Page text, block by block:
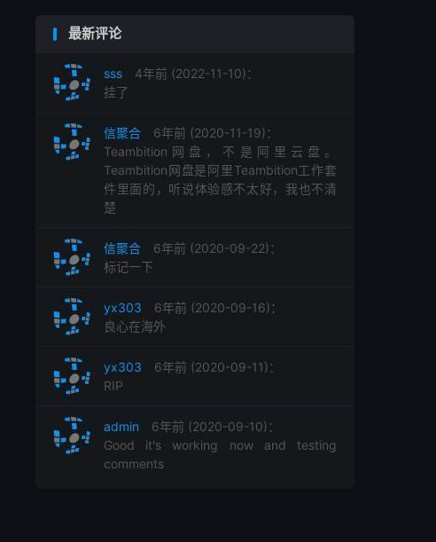
最新评论
sss
4年前 (2022-11-10)：
挂了
信聚合
6年前 (2020-11-19)：
Teambition网盘，不是阿里云盘。
Teambition网盘是阿里Teambition工作套
件里面的，听说体验感不太好，我也不清
楚
信聚合
6年前 (2020-09-22)：
标记一下
yx303
6年前 (2020-09-16)：
良心在海外
yx303
6年前 (2020-09-11)：
RIP
admin
6年前 (2020-09-10)：
Good it's working now and testing
comments